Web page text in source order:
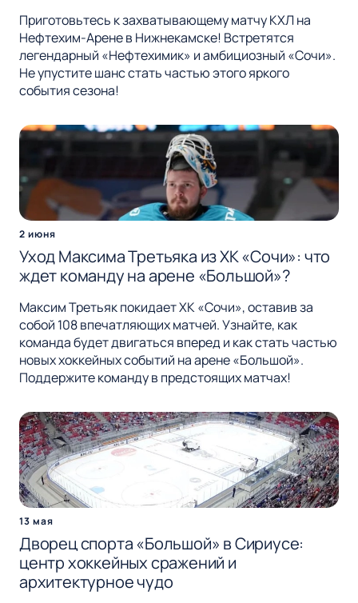
Приготовьтесь к захватывающему матчу КХЛ на
Нефтехим-Арене в Нижнекамске! Встретятся
легендарный «Нефтехимик» и амбициозный «Сочи».
Не упустите шанс стать частью этого яркого
события сезона!
2 июня
Уход Максима Третьяка из ХК «Сочи»: что
ждет команду на арене «Большой»?
Максим Третьяк покидает ХК «Сочи», оставив за
собой 108 впечатляющих матчей. Узнайте, как
команда будет двигаться вперед и как стать частью
новых хоккейных событий на арене «Большой».
Поддержите команду в предстоящих матчах!
13 мая
Дворец спорта «Большой» в Сириусе:
центр хоккейных сражений и
архитектурное чудо